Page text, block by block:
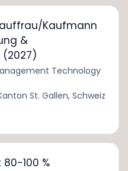
Kaufmann
&
Technology
St. Gallen, Schweiz
100 %